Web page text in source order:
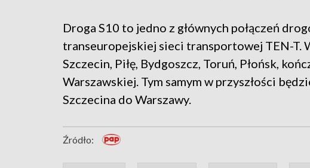
Droga S10 to jedno z głównych połączeń
transeuropejskiej sieci transportowej TEN-T.
Szczecin, Piłę, Bydgoszcz, Toruń, Płońsk,
Warszawskiej. Tym samym w przyszłości
Szczecina do Warszawy.
Źródło: